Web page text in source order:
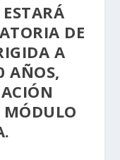
DE
A
AÑOS,